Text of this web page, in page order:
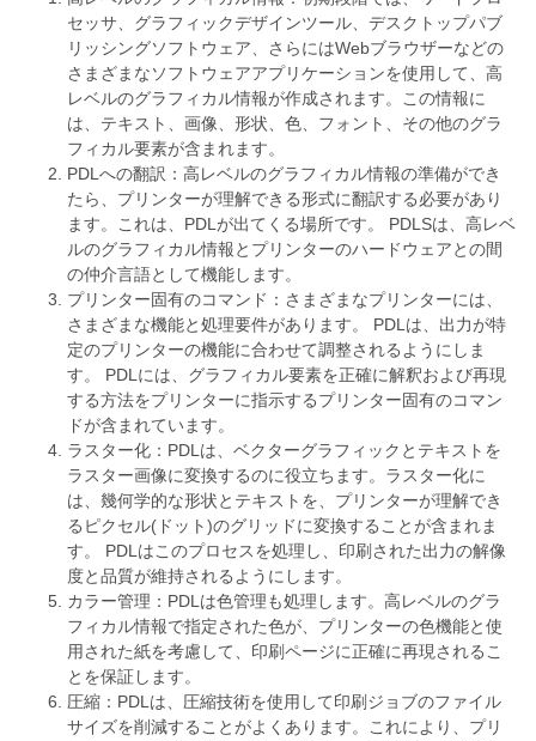
セッサ、グラフィックデザインツール、デスクトップパブ
リッシングソフトウェア、さらにはWebブラウザーなどの
さまざまなソフトウェアアプリケーションを使用して、高
レベルのグラフィカル情報が作成されます。この情報に
は、テキスト、画像、形状、色、フォント、その他のグラ
フィカル要素が含まれます。
PDLへの翻訳：高レベルのグラフィカル情報の準備ができ
たら、プリンターが理解できる形式に翻訳する必要があり
ます。これは、PDLが出てくる場所です。 PDLSは、高レベ
ルのグラフィカル情報とプリンターのハードウェアとの間
の仲介言語として機能します。
プリンター固有のコマンド：さまざまなプリンターには、
さまざまな機能と処理要件があります。 PDLは、出力が特
定のプリンターの機能に合わせて調整されるようにしま
す。 PDLには、グラフィカル要素を正確に解釈および再現
する方法をプリンターに指示するプリンター固有のコマン
ドが含まれています。
ラスター化：PDLは、ベクターグラフィックとテキストを
ラスター画像に変換するのに役立ちます。ラスター化に
は、幾何学的な形状とテキストを、プリンターが理解でき
るピクセル(ドット)のグリッドに変換することが含まれま
す。 PDLはこのプロセスを処理し、印刷された出力の解像
度と品質が維持されるようにします。
カラー管理：PDLは色管理も処理します。高レベルのグラ
フィカル情報で指定された色が、プリンターの色機能と使
用された紙を考慮して、印刷ページに正確に再現されるこ
とを保証します。
圧縮：PDLは、圧縮技術を使用して印刷ジョブのファイル
サイズを削減することがよくあります。これにより、プリ